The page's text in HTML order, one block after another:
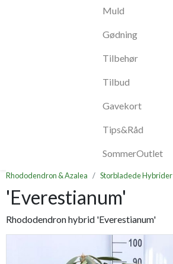
Muld
Gødning
Tilbehør
Tilbud
Gavekort
Tips&Råd
SommerOutlet
Rhododendron & Azalea Storbladede Hybrider
'Everestianum'
Rhododendron hybrid 'Everestianum'